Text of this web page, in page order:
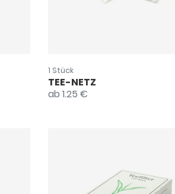
1 Stück
TEE-NETZ
ab 1.25 €